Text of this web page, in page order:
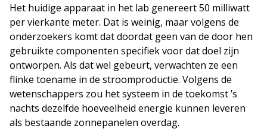
Het huidige apparaat in het lab genereert 50 milliwatt
per vierkante meter. Dat is weinig, maar volgens de
onderzoekers komt dat doordat geen van de door hen
gebruikte componenten specifiek voor dat doel zijn
ontworpen. Als dat wel gebeurt, verwachten ze een
flinke toename in de stroomproductie. Volgens de
wetenschappers zou het systeem in de toekomst ’s
nachts dezelfde hoeveelheid energie kunnen leveren
als bestaande zonnepanelen overdag.